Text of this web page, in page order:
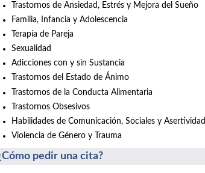
Trastornos de Ansiedad, Estrés y Mejora del Sueño
Familia, Infancia y Adolescencia
Terapia de Pareja
Sexualidad
Adicciones con y sin Sustancia
Trastornos del Estado de Ánimo
Trastornos de la Conducta Alimentaria
Trastornos Obsesivos
Habilidades de Comunicación, Sociales y Asertividad
Violencia de Género y Trauma
pedir una cita?